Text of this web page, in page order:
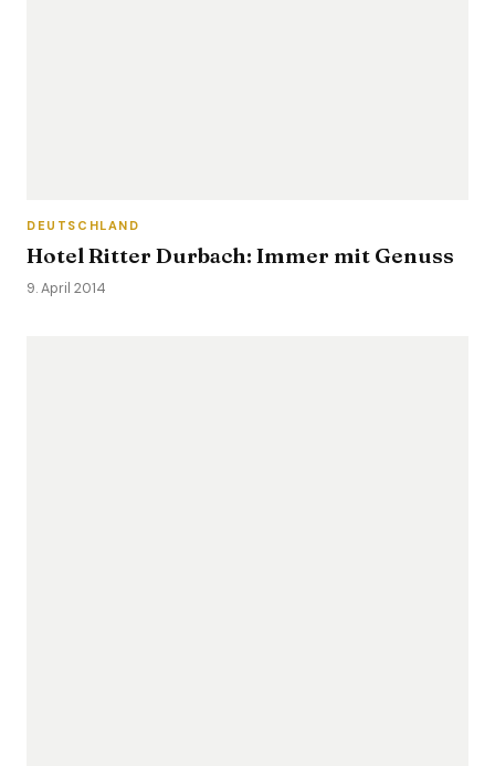
DEUTSCHLAND
Hotel Ritter Durbach: Immer mit Genuss
9. April 2014